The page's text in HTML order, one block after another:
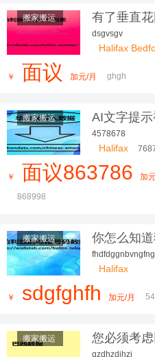
搬家搬运
有了垂直
中
dsgvsgv
Halifax
￥ 面议 加元/月 ghgh
搬家搬运
AI文字提
力
4578678
Halifax
￥ 面议863786 加
868998
搬家搬运 你怎么知
Halifax
￥ sdgfghfh 加元/月
搬家搬运
您必须考
上时期相比
gzdhzdjhzj